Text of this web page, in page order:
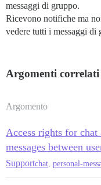
messaggi di gruppo.
Ricevono notifiche ma
vedere tutti i messaggi di
Argomenti correlati
Argomento
Access rights for chat
messages between
Supportchat personal-